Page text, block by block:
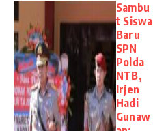
Sambu
t Siswa
Baru
SPN
Polda
NTB,
Irjen
Hadi
Gunaw